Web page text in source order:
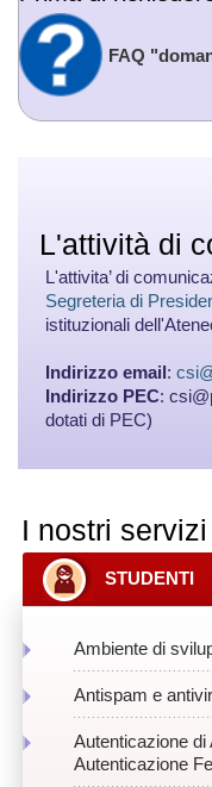
FAQ
L'attività di
L'attivita’ di
Segreteria di
istituzionali
Indirizzo email:
Indirizzo PEC:
dotati di PEC)
I nostri servizi
STUDENTI
Ambiente di
Antispam e
Autenticazione di
Autenticazione